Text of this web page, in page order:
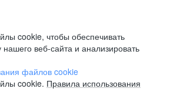
cookie, чтобы обеспечивать
веб-сайта и анализировать
файлов cookie
cookie. Правила использования